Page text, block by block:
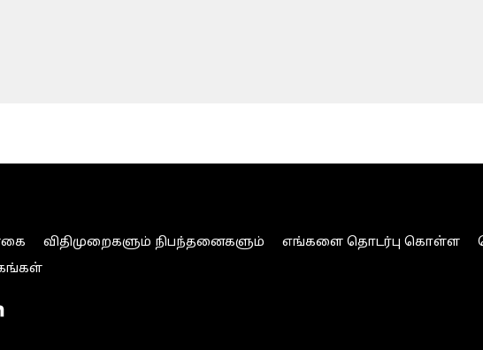
விதிமுறைகளும் நிபந்தனைகளும் எங்களை தொடர்பு கொள்ள